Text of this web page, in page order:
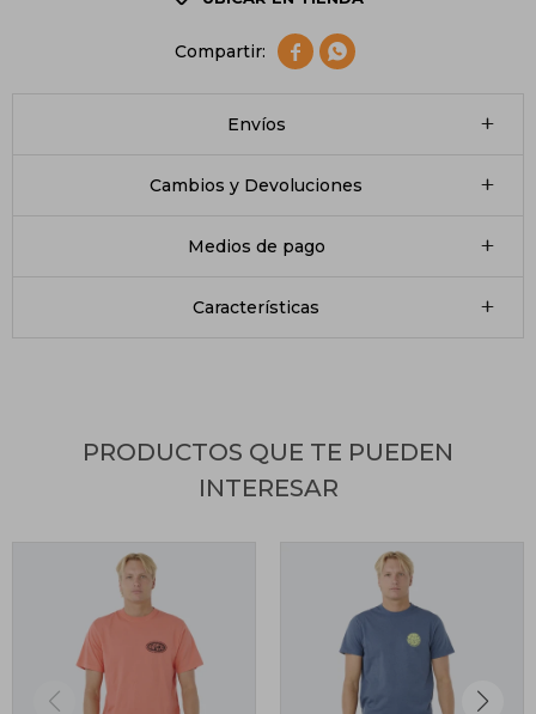
 
Envíos
Cambios y Devoluciones
Medios de pago
Características
PRODUCTOS QUE TE PUEDEN
INTERESAR